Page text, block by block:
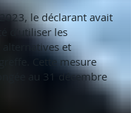
2023, le déclarant avait
d’utiliser les
et
Cette mesure
au 31 décembre